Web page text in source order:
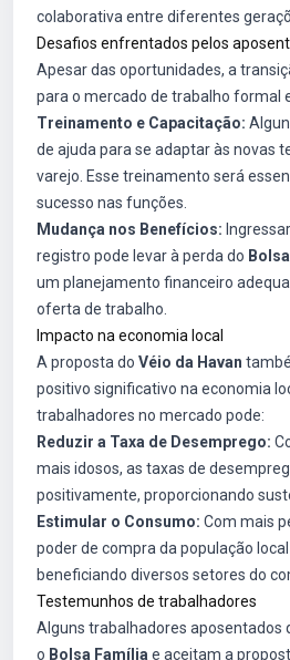
colaborativa entre diferentes
Desafios enfrentados pelos
Apesar das oportunidades, a
para o mercado de trabalho formal
Treinamento e Capacitação:
de ajuda para se adaptar às novas
varejo. Esse treinamento será
sucesso nas funções.
Mudança nos Benefícios:
registro pode levar à perda do
um planejamento financeiro
oferta de trabalho.
Impacto na economia local
A proposta do Véio da Havan
positivo significativo na economia
trabalhadores no mercado pode:
Reduzir a Taxa de Desemprego:
mais idosos, as taxas de
positivamente, proporcionando
Estimular o Consumo: Com mais
poder de compra da população
beneficiando diversos setores do
Testemunhos de trabalhadores
Alguns trabalhadores aposentados
o Bolsa Família e aceitam a